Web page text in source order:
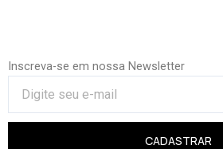
Inscreva-se em nossa Newsletter
CADASTRAR